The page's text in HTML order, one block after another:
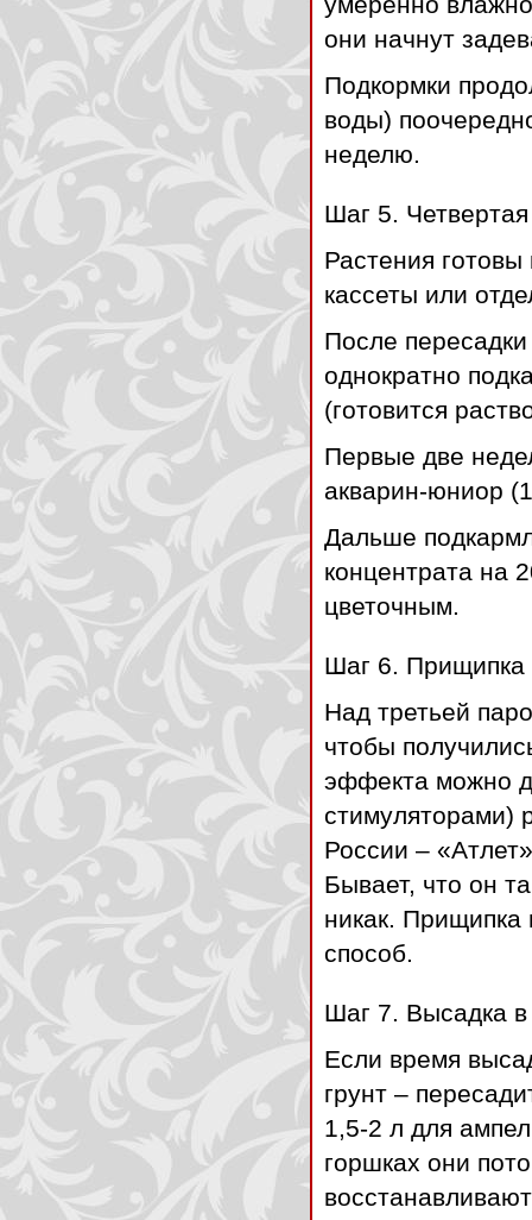
они начнут
Подкормки
воды)
неделю.
Шаг 5.
Растения
кассеты или
После
однократно
(готовится
Первые две
акварин-юниор
Дальше
концентрата на
цветочным.
Шаг 6. Прищипка
Над третьей
чтобы
эффекта можно
стимуляторами)
России –
Бывает, что он
никак.
способ.
Шаг 7. Высадка в
Если время
грунт –
1,5-2 л для
горшках они